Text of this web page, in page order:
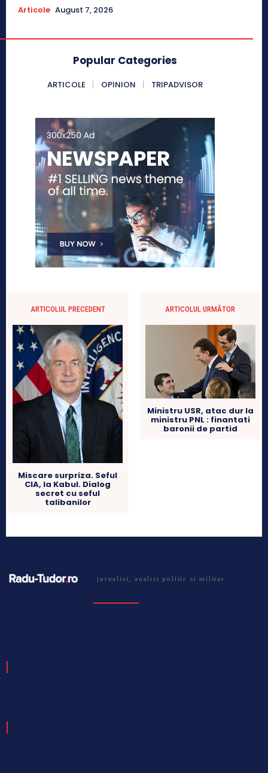
Articole August 7, 2026
Popular Categories
ARTICOLE OPINION TRIPADVISOR
ARTICOLUL PRECEDENT
Miscare surpriza. Seful
CIA, la Kabul. Dialog
secret cu seful
talibanilor
ARTICOLUL URMĂTOR
Ministru USR, atac dur la
ministru PNL : finantati
baronii de partid
jurnalist, analist politic si militar